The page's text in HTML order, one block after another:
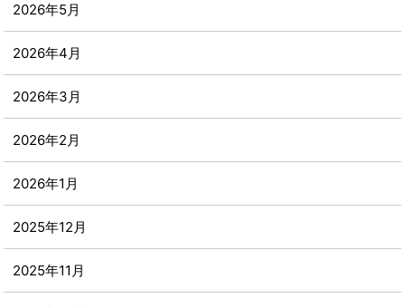
2026年5月
2026年4月
2026年3月
2026年2月
2026年1月
2025年12月
2025年11月